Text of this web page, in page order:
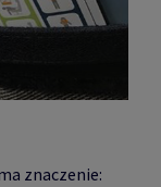
znaczenie: